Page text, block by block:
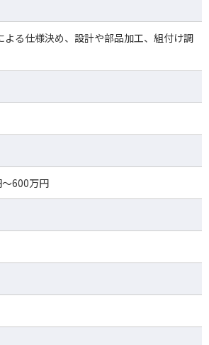
る仕様決め、設計や部品加工、組付け調
600万円